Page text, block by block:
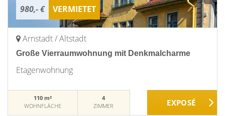
980,- € VERMIETET
Arnstadt / Altstadt
Große Vierraumwohnung mit Denkmalcharme
Etagenwohnung
110 m²
WOHNFLÄCHE
4
ZIMMER